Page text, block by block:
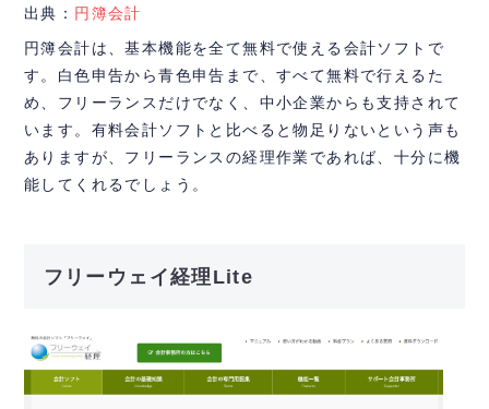
出典： 円簿会計
円簿会計は、基本機能を全て無料で使える会計ソフトで
す。白色申告から青色申告まで、すべて無料で行えるた
め、フリーランスだけでなく、中小企業からも支持されて
います。有料会計ソフトと比べると物足りないという声も
ありますが、フリーランスの経理作業であれば、十分に機
能してくれるでしょう。
フリーウェイ経理Lite